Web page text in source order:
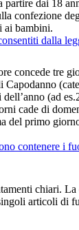
dai 18
confezione
ai bambini.
dalla
concede tre
(ad
cade di
del primo
contenere i
chiari. La
articoli di